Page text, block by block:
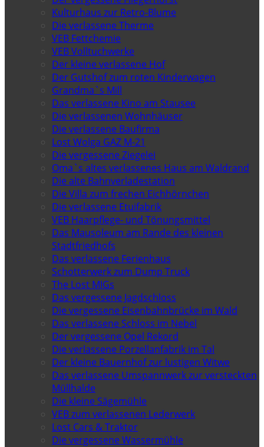
Kulturhaus zur Retro-Blume
Die verlassene Therme
VEB Fettchemie
VEB Volltuchwerke
Der kleine verlassene Hof
Der Gutshof zum roten Kinderwagen
Grandma`s Mill
Das verlassene Kino am Stausee
Die verlassenen Wohnhäuser
Die verlassene Baufirma
Lost Wolga GAZ M-21
Die vergessene Ziegelei
Oma`s altes verlassenes Haus am Waldrand
Die alte Bahnverladestation
Die Villa zum frechen Eichhörnchen
Die verlassene Etuifabrik
VEB Haarpflege- und Tönungsmittel
Das Mausoleum am Rande des kleinen
Stadtfriedhofs
Das verlassene Ferienhaus
Schotterwerk zum Dump Truck
The Lost MIGs
Das vergessene Jagdschloss
Die vergessene Eisenbahnbrücke im Wald
Das verlassene Schloss im Nebel
Der vergessene Opel Rekord
Die verlassene Porzellanfabrik im Tal
Der kleine Bauernhof zur lustigen Witwe
Das verlassene Umspannwerk zur versteckten
Müllhalde
Die kleine Sägemühle
VEB zum verlassenen Lederwerk
Lost Cars & Traktor
Die vergessene Wassermühle